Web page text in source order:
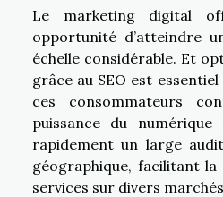
Le marketing digital
opportunité d’atteindre
échelle considérable. Et
grâce au SEO est
ces consommateurs
puissance du
rapidement un large
géographique, facilitant
services sur divers